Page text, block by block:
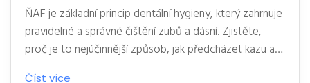
ŇAF je základní princip dentální hygieny, který zahrnuje
pravidelné a správné čištění zubů a dásní. Zjistěte,
proč je to nejúčinnější způsob, jak předcházet kazu a
zánětům, a jak ho správně aplikovat každý den.
Číst více